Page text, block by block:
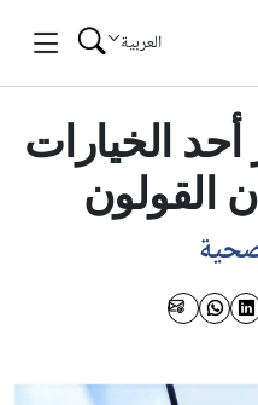
العربية
الخيارات
القولون